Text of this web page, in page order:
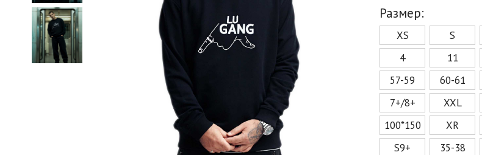
Размер:
XS S
4
11
57-59
60-61
7+/8+
XXL
100*150
XR
S9+
35-38